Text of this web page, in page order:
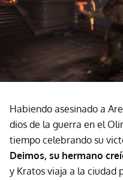
Habiendo asesinado a
dios de la guerra en el
tiempo celebrando su
Deimos, su hermano
y Kratos viaja a la ciudad